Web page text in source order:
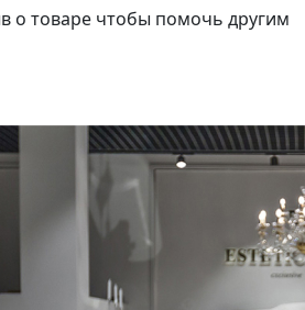
о товаре чтобы помочь другим